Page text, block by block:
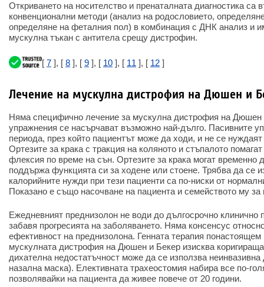
Откриването на носителство и пренаталната диагностика
конвенционални методи (анализ на родословието,
определяне на феталния пол) в комбинация с ДНК анализ и
мускулна тъкан с антитела срещу дистрофин.
[ 7 ], [ 8 ], [ 9 ], [ 10 ], [ 11 ], [ 12 ]
Лечение на мускулна дистрофия на Дюшен и
Няма специфично лечение за мускулна дистрофия на Дюшен
упражнения се насърчават възможно най-дълго. Пасивните
периода, през който пациентът може да ходи, и не се
Ортезите за крака с тракция на коляното и стъпалото
флексия по време на сън. Ортезите за крака могат временно
поддържа функцията си за ходене или стоене. Трябва да се
калорийните нужди при тези пациенти са по-ниски от
Показано е също насочване на пациента и семейството му за
Ежедневният преднизолон не води до дългосрочно клинично
забавя прогресията на заболяването. Няма консенсус
ефективност на преднизолона. Генната терапия
мускулната дистрофия на Дюшен и Бекер изисква
дихателна недостатъчност може да се използва
назална маска). Елективната трахеостомия набира все по-
позволявайки на пациента да живее повече от 20 години.